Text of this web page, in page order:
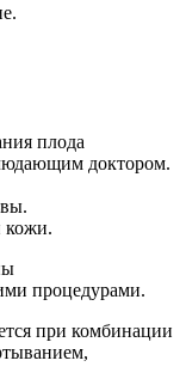
плода
доктором.
кожи.
процедурами.
при комбинации